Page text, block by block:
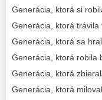
Generácia, ktorá si
Generácia, ktorá trávila
Generácia, ktorá sa
Generácia, ktorá robila
Generácia, ktorá
Generácia, ktorá